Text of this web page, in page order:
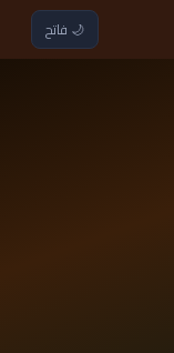
🌙 فاتح